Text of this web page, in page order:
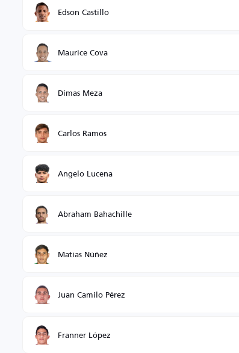
Edson Castillo
Maurice Cova
Dimas Meza
Carlos Ramos
Angelo Lucena
Abraham Bahachille
Matías Núñez
Juan Camilo Pérez
Franner López